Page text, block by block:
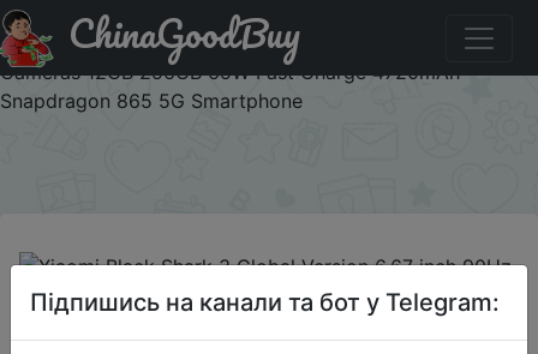
Паридбати з промокодом BGHALLOWEEN Xiaomi Black
Shark 3 Global Version 6.67 inch 90Hz 64MP Rear
Cameras 12GB 256GB 65W Fast Charge 4720mAh
Snapdragon 865 5G Smartphone
ChinaGoodBuy
2020-10-13
Підпишись на канали та бот у Telegram: